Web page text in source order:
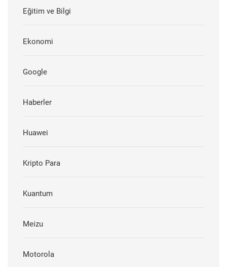
Eğitim ve Bilgi
Ekonomi
Google
Haberler
Huawei
Kripto Para
Kuantum
Meizu
Motorola